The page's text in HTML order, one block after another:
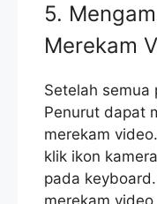
5.
Merekam
Setelah semua
Penurut dapat
merekam
klik ikon
pada